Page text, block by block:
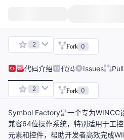
2 Fork 0
代码介绍 代码 Issues
2 Fork 0
Symbol Factory是一个专为WINCC
兼容64位操作系统，特别适用于工
元素和控件，帮助开发者高效完成